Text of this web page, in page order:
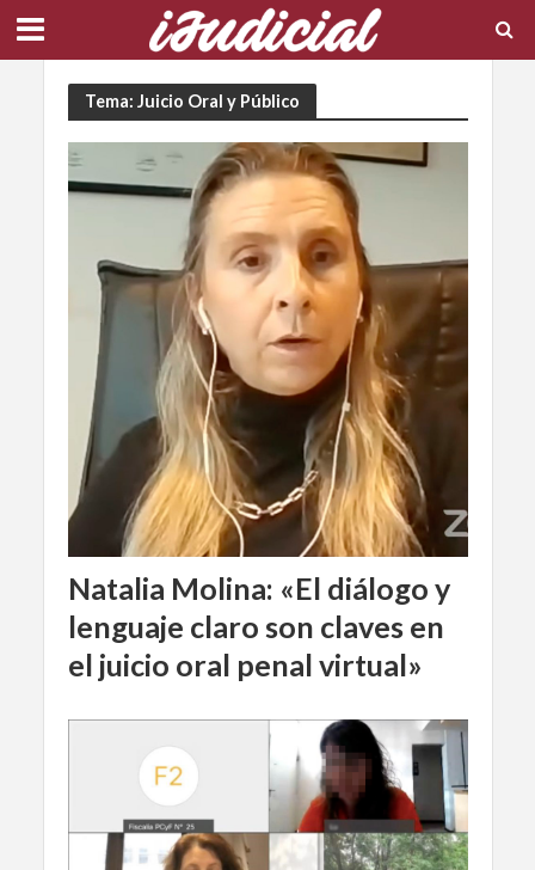
Tema: Juicio Oral y Público
Natalia Molina: «El diálogo y
lenguaje claro son claves en
el juicio oral penal virtual»